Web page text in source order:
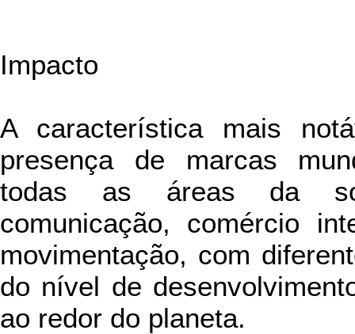
Impacto
A característica mais
presença de marcas
todas as áreas da
comunicação, comércio
movimentação, com
do nível de
ao redor do planeta.